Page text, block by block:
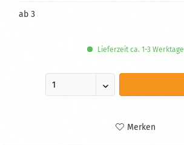
ab 3
Lieferzeit ca. 1-3 Werktage
Merken